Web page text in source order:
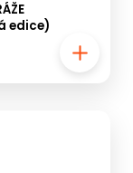
edice)